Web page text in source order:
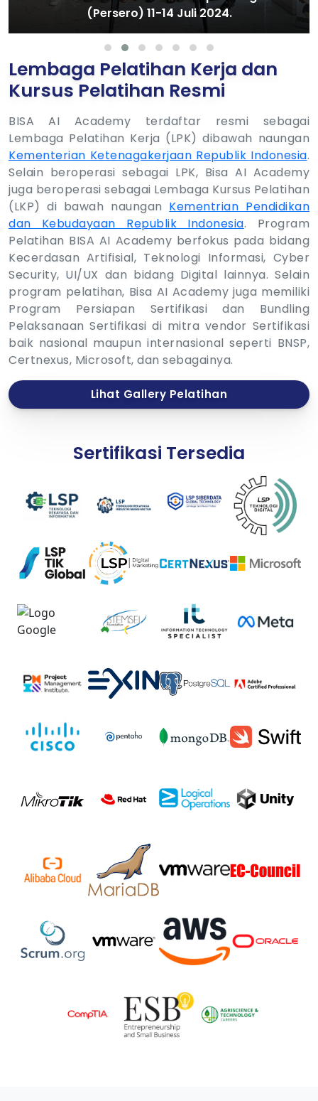
Hatta 1 - 3 Juli 2024.
Lembaga Pelatihan Kerja dan
Kursus Pelatihan Resmi
BISA AI Academy terdaftar resmi sebagai
Lembaga Pelatihan Kerja (LPK) dibawah naungan
Kementerian Ketenagakerjaan Republik Indonesia.
Selain beroperasi sebagai LPK, Bisa AI Academy
juga beroperasi sebagai Lembaga Kursus Pelatihan
(LKP) di bawah naungan Kementrian Pendidikan
dan Kebudayaan Republik Indonesia. Program
Pelatihan BISA AI Academy berfokus pada bidang
Kecerdasan Artifisial, Teknologi Informasi, Cyber
Security, UI/UX dan bidang Digital lainnya. Selain
program pelatihan, Bisa AI Academy juga memiliki
Program Persiapan Sertifikasi dan Bundling
Pelaksanaan Sertifikasi di mitra vendor Sertifikasi
baik nasional maupun internasional seperti BNSP,
Certnexus, Microsoft, dan sebagainya.
Lihat Gallery Pelatihan
Sertifikasi Tersedia